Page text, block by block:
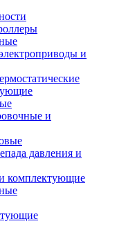
и
и
давления и
комплектующие